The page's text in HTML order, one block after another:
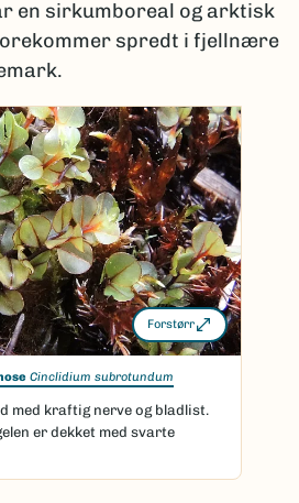
en sirkumboreal og arktisk
spredt i fjellnære
Forstørr
Cinclidium subrotundum
med kraftig nerve og bladlist.
er dekket med svarte